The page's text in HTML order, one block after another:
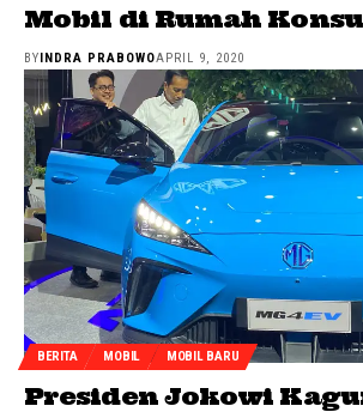
Mobil di Rumah
BYINDRA PRABOWOAPRIL 9, 2020
BERITA MOBIL MOBIL BARU
Presiden Jokowi